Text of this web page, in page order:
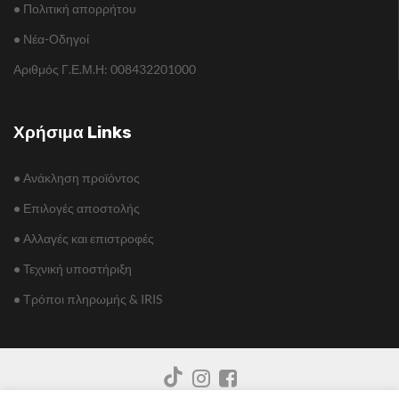
• Πολιτική απορρήτου
• Νέα-Οδηγοί
Αριθμός Γ.Ε.Μ.Η: 008432201000
Χρήσιμα Links
• Ανάκληση προϊόντος
• Επιλογές αποστολής
• Αλλαγές και επιστροφές
• Τεχνική υποστήριξη
• Τρόποι πληρωμής & IRIS